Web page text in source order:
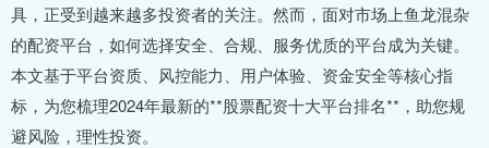
具，正受到越来越多投资者的关注。然而，面对市场上鱼龙混杂
的配资平台，如何选择安全、合规、服务优质的平台成为关键。
本文基于平台资质、风控能力、用户体验、资金安全等核心指
标，为您梳理2024年最新的**股票配资十大平台排名**，助您规
避风险，理性投资。